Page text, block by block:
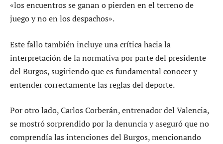
«los encuentros se ganan o pierden en el terreno de
juego y no en los despachos».
Este fallo también incluye una crítica hacia la
interpretación de la normativa por parte del presidente
del Burgos, sugiriendo que es fundamental conocer y
entender correctamente las reglas del deporte.
Por otro lado, Carlos Corberán, entrenador del Valencia,
se mostró sorprendido por la denuncia y aseguró que no
comprendía las intenciones del Burgos, mencionando